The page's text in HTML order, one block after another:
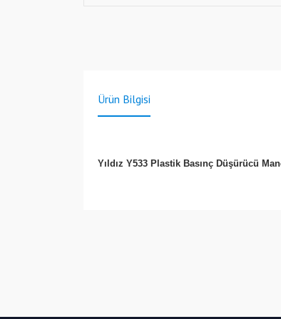
Ürün Bilgisi
Yıldız Y533 Plastik Basınç Düşürücü